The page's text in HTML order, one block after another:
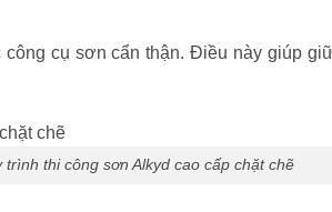
cụ sơn cẩn thận. Điều này giúp
trình thi công sơn Alkyd cao cấp chặt chẽ